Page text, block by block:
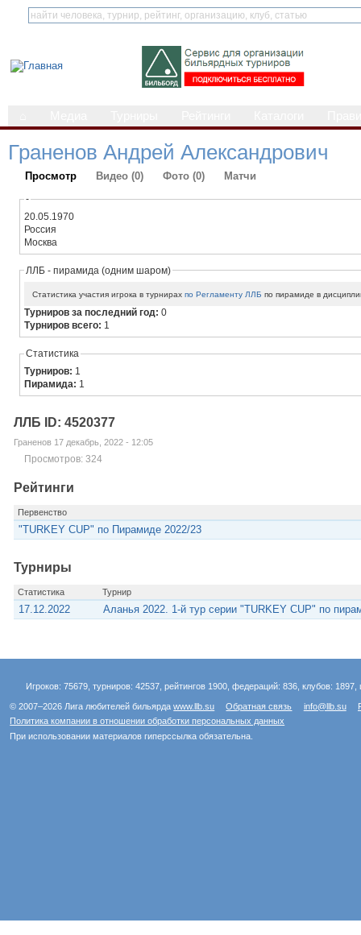
Граненов Андрей Александрович
Просмотр Видео (0) Фото (0) Матчи
-
20.05.1970
Россия
Москва
ЛЛБ - пирамида (одним шаром)
Статистика участия игрока в турнирахпо Регламенту ЛЛБ по пирамиде в
Турниров за последний год:0
Турниров всего: 1
Статистика
Турниров: 1
Пирамида: 1
ЛЛБ ID: 4520377
Граненов 17 декабрь, 2022 - 12:05
Просмотров: 324
Рейтинги
Первенство
"TURKEY CUP" по Пирамиде 2022/23
Турниры
Статистика Турнир
17.12.2022 Аланья 2022. 1-й тур серии "TURKEY CUP" по
Игроков: 75679, турниров: 42537, рейтингов 1900, федераций: 836, клубов:
© 2007–2026 Лига любителей бильярдаwww.llb.su Обратная связь info@llb.su
Политика компании в отношении обработки персональных данных
При использовании материалов гиперссылка обязательна.